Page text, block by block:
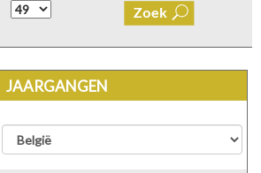
JAARGANGEN